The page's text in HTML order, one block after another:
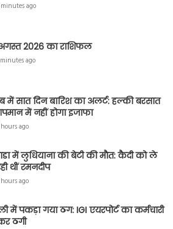
ago
2026 का राशिफल
ago
में सात दिन बारिश का अलर्ट: हल्की बरसात
में नहीं होगा इजाफा
ago
में लुधियाना की बेटी की माैत: कैदी को ले
थीं रमनदीप
ago
में पकड़ा गया ठग: IGI एयरपोर्ट का कर्मचारी
ठगी